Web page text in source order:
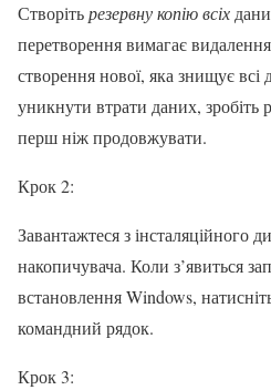
Створітьрезервну копію всіх
перетворення вимагає видалення
створення нової, яка знищує
уникнути втрати даних, зробіть
перш ніж продовжувати.
Крок 2:
Завантажтеся з інсталяційного
накопичувача. Коли з’явиться
встановлення Windows,
командний рядок.
Крок 3: